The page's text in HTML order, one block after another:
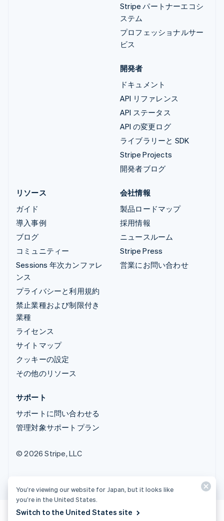
Stripe パートナーエコシ
ステム
プロフェッショナルサー
ビス
開発者
ドキュメント
API リファレンス
API ステータス
API の変更ログ
ライブラリーと SDK
Stripe Projects
開発者ブログ
リソース
ガイド
導入事例
ブログ
コミュニティー
Sessions 年次カンファレ
ンス
プライバシーと利用規約
禁止業種および制限付き
業種
ライセンス
サイトマップ
クッキーの設定
その他のリソース
会社情報
製品ロードマップ
採用情報
ニュースルーム
Stripe Press
営業にお問い合わせ
サポート
サポートに問い合わせる
管理対象サポートプラン
© 2026 Stripe, LLC
You’re viewing our website for Japan, but it looks like
you’re in the United States.
Switch to the United States site